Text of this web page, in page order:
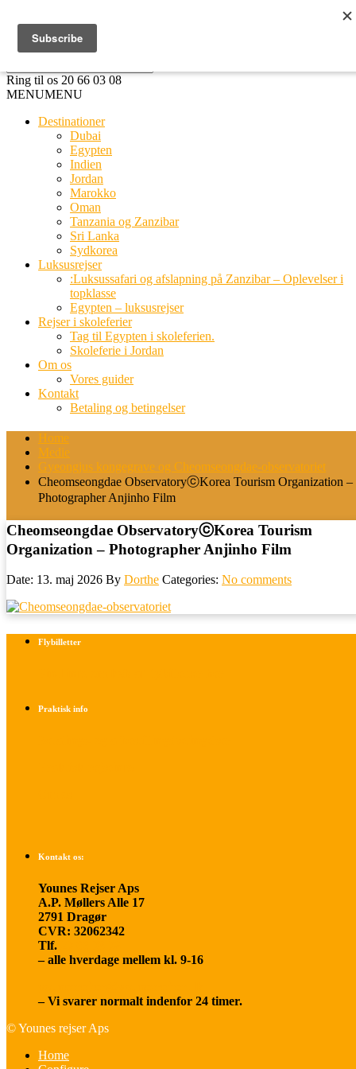
Ring til os 20 66 03 08
MENUMENU
Destinationer
Dubai
Egypten
Indien
Jordan
Marokko
Oman
Tanzania og Zanzibar
Sri Lanka
Sydkorea
Luksusrejser
:Luksussafari og afslapning på Zanzibar – Oplevelser i
topklasse
Egypten – luksusrejser
Rejser i skoleferier
Tag til Egypten i skoleferien.
Skoleferie i Jordan
Om os
Vores guider
Kontakt
Betaling og betingelser
Home
Medie
Gyeongjus kongegrave og Cheomseongdae-observatoriet
Cheomseongdae ObservatoryⓒKorea Tourism Organization –
Photographer Anjinho Film
Cheomseongdae ObservatoryⓒKorea Tourism
Organization – Photographer Anjinho Film
Date: 13. maj 2026 By Dorthe Categories: No comments
Flybilletter
Praktisk info
Kontakt os:
Younes Rejser Aps
A.P. Møllers Alle 17
2791 Dragør
CVR: 32062342
Tlf.
– alle hverdage mellem kl. 9-16
– Vi svarer normalt indenfor 24 timer.
© Younes rejser Aps
Home